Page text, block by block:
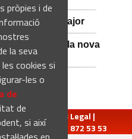
pròpies i de
la seva
cookies si
les o
de
de
si així
nova Festa Major
les obres de la nova
Qui som Avís Legal |
| Tel.: 93 872 53 53